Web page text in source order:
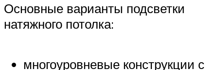
Основные варианты подсветки
натяжного потолка:
многоуровневые конструкции с